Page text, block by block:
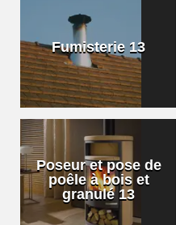
Fumisterie 13
Poseur et pose de
poêle à bois et
granulé 13